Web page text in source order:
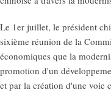
Le 1er juillet, le président
sixième réunion de la
économiques que la
promotion d'un
et par la création d'une voie